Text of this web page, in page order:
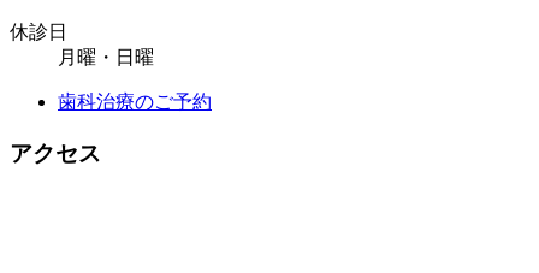
休診日
月曜・日曜
歯科治療のご予約
アクセス